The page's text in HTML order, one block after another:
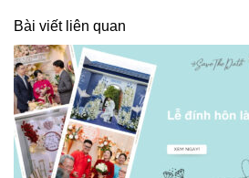
Bài viết liên quan